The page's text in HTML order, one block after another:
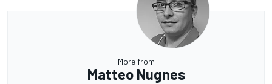
More from
Matteo Nugnes